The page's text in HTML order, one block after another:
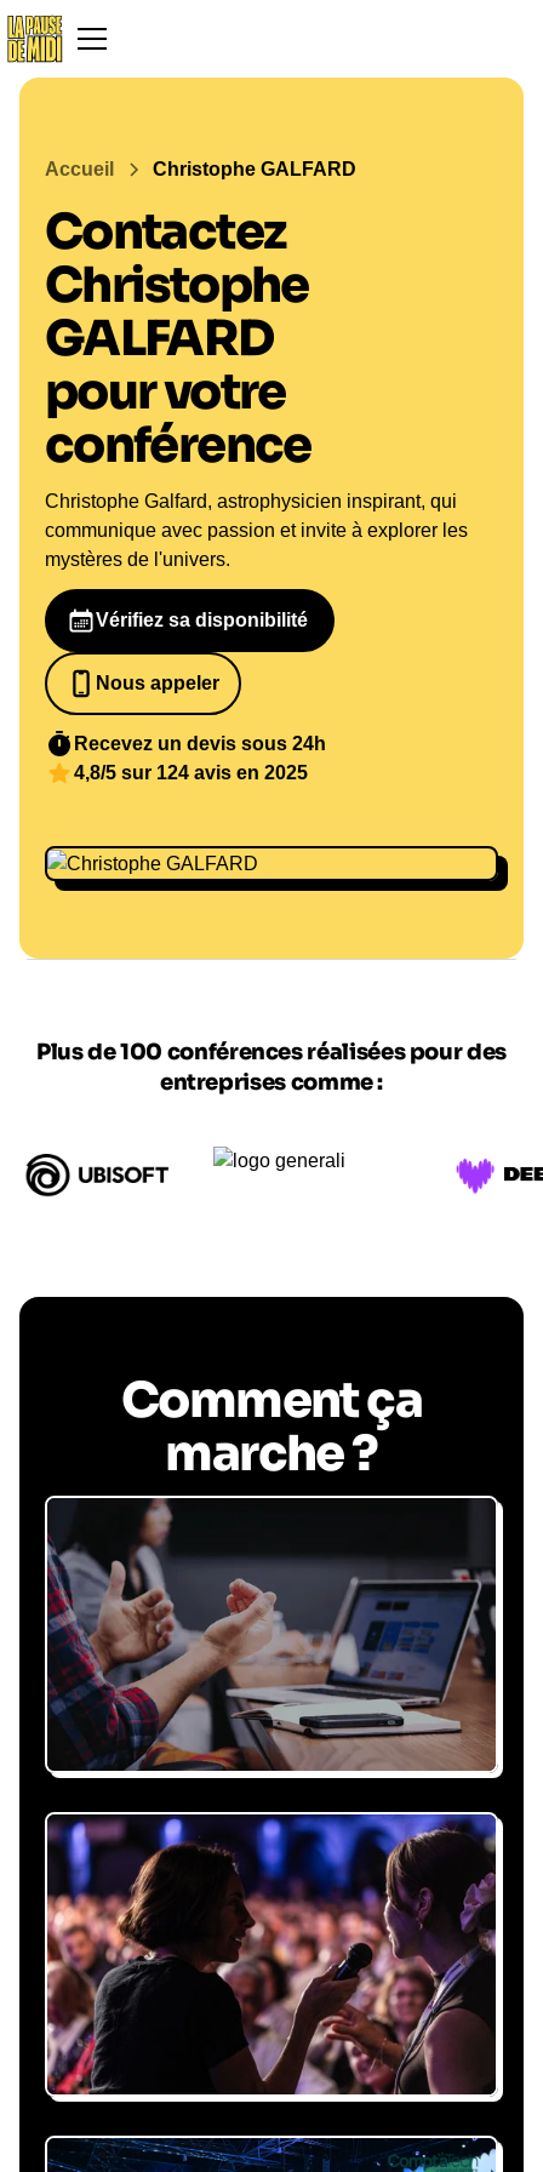
Accueil Christophe GALFARD
Contactez
Christophe
GALFARD
pour votre
conférence
Christophe Galfard, astrophysicien inspirant, qui
communique avec passion et invite à explorer les
mystères de l'univers.
Vérifiez sa disponibilité
Nous appeler
0652698481
Recevez un devis sous 24h
4,8/5 sur 124 avis en 2025
Plus de 100 conférences réalisées pour des
entreprises comme :
Comment ça
marche ?
Recevez une proposition
sous 24h
Expliquez-nous vos besoins, on vous répond
sous 24h avec une proposition
personnalisée, claire et adaptée à votre
événement et à vos contraintes.
Nous nous occupons de